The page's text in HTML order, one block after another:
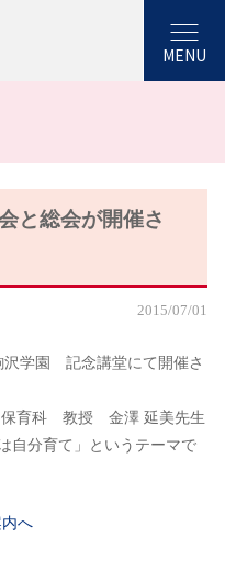
MENU
と総会が開催さ
2015/07/01
沢学園 記念講堂にて開催さ
保育科 教授 金澤 延美先生
自分育て」というテーマで
へ